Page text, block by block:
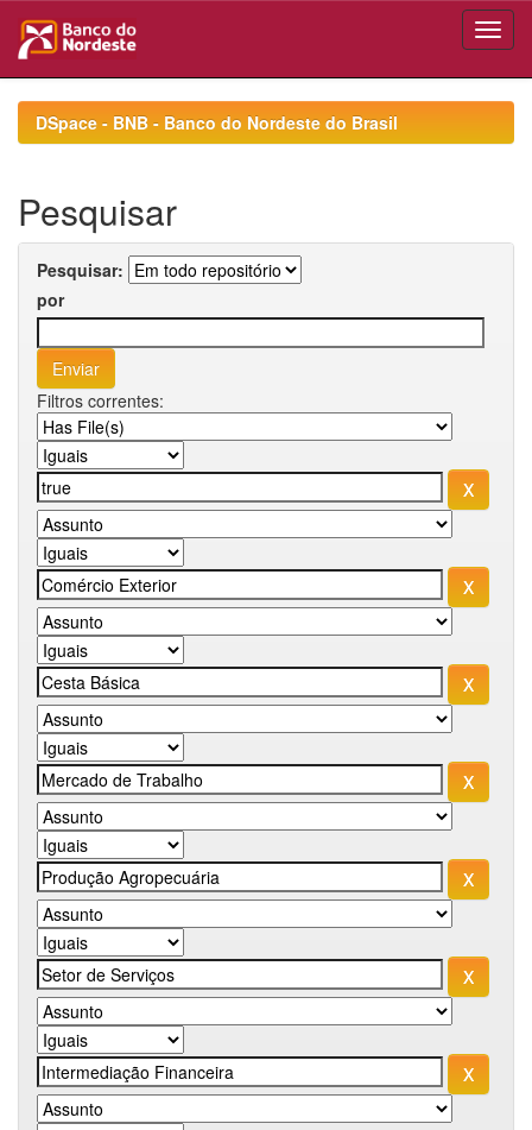
navigationDSpace - BNB - Banco do Nordeste do Brasil
Pesquisar
Pesquisar:
por
Filtros correntes: